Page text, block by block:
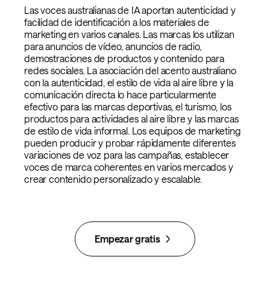
Las voces australianas de IA aportan autenticidad y
facilidad de identificación a los materiales de
marketing en varios canales. Las marcas los utilizan
para anuncios de vídeo, anuncios de radio,
demostraciones de productos y contenido para
redes sociales. La asociación del acento australiano
con la autenticidad, el estilo de vida al aire libre y la
comunicación directa lo hace particularmente
efectivo para las marcas deportivas, el turismo, los
productos para actividades al aire libre y las marcas
de estilo de vida informal. Los equipos de marketing
pueden producir y probar rápidamente diferentes
variaciones de voz para las campañas, establecer
voces de marca coherentes en varios mercados y
crear contenido personalizado y escalable.
Empezar gratis